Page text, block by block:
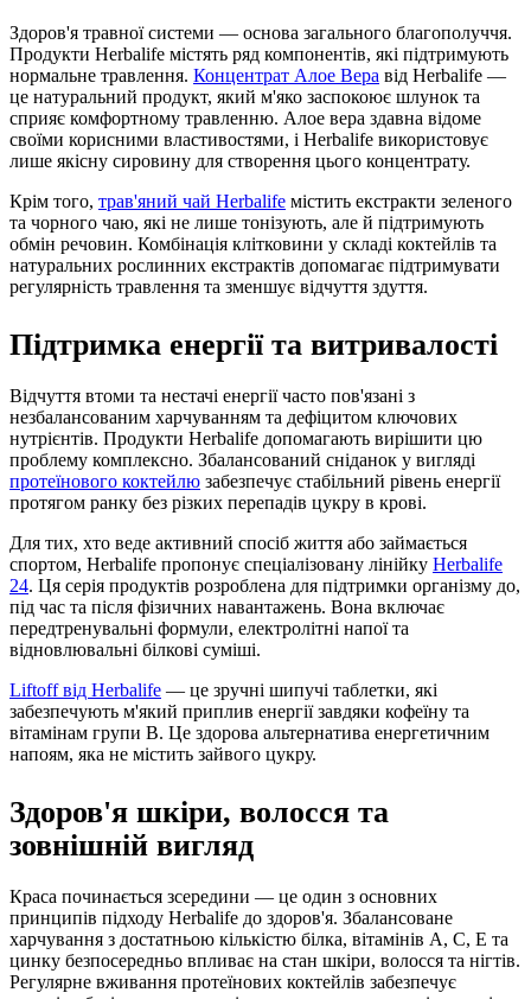
Здоров'я травної системи — основа загального благополуччя.
Продукти Herbalife містять ряд компонентів, які підтримують
нормальне травлення. Концентрат Алое Вера від Herbalife —
це натуральний продукт, який м'яко заспокоює шлунок та
сприяє комфортному травленню. Алое вера здавна відоме
своїми корисними властивостями, і Herbalife використовує
лише якісну сировину для створення цього концентрату.
Крім того, трав'яний чай Herbalife містить екстракти зеленого
та чорного чаю, які не лише тонізують, але й підтримують
обмін речовин. Комбінація клітковини у складі коктейлів та
натуральних рослинних екстрактів допомагає підтримувати
регулярність травлення та зменшує відчуття здуття.
Підтримка енергії та витривалості
Відчуття втоми та нестачі енергії часто пов'язані з
незбалансованим харчуванням та дефіцитом ключових
нутрієнтів. Продукти Herbalife допомагають вирішити цю
проблему комплексно. Збалансований сніданок у вигляді
протеїнового коктейлю забезпечує стабільний рівень енергії
протягом ранку без різких перепадів цукру в крові.
Для тих, хто веде активний спосіб життя або займається
спортом, Herbalife пропонує спеціалізовану лінійку Herbalife
24. Ця серія продуктів розроблена для підтримки організму до,
під час та після фізичних навантажень. Вона включає
передтренувальні формули, електролітні напої та
відновлювальні білкові суміші.
Liftoff від Herbalife — це зручні шипучі таблетки, які
забезпечують м'який приплив енергії завдяки кофеїну та
вітамінам групи В. Це здорова альтернатива енергетичним
напоям, яка не містить зайвого цукру.
Здоров'я шкіри, волосся та
зовнішній вигляд
Краса починається зсередини — це один з основних
принципів підходу Herbalife до здоров'я. Збалансоване
харчування з достатньою кількістю білка, вітамінів А, С, Е та
цинку безпосередньо впливає на стан шкіри, волосся та нігтів.
Регулярне вживання протеїнових коктейлів забезпечує